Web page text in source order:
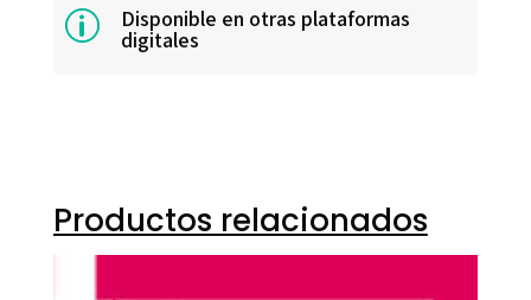
p Disponible en otras plataformas
digitales
Productos relacionados